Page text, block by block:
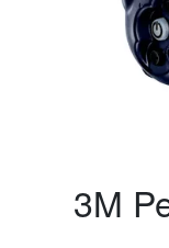
3M